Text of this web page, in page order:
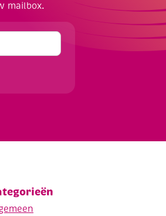
mailbox.